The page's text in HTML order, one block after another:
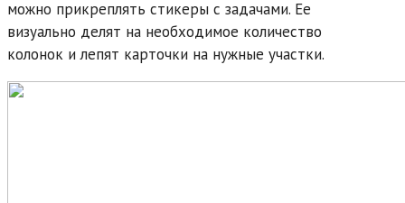
можно прикреплять стикеры с задачами. Ее
визуально делят на необходимое количество
колонок и лепят карточки на нужные участки.